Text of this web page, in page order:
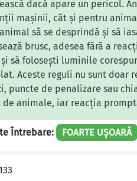
dacă apare un pericol.
mașinii, cât și pentru
să se desprindă și să
brusc, adesea fără a
să folosești luminile
Aceste reguli nu sunt doar
puncte de penalizare sau
de animale, iar reacția
Întrebare: FOARTE UȘOARĂ